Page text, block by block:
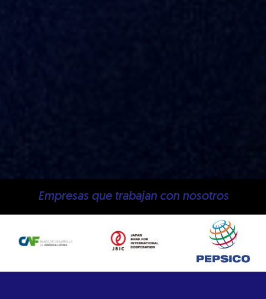
Empresas que trabajan con nosotros